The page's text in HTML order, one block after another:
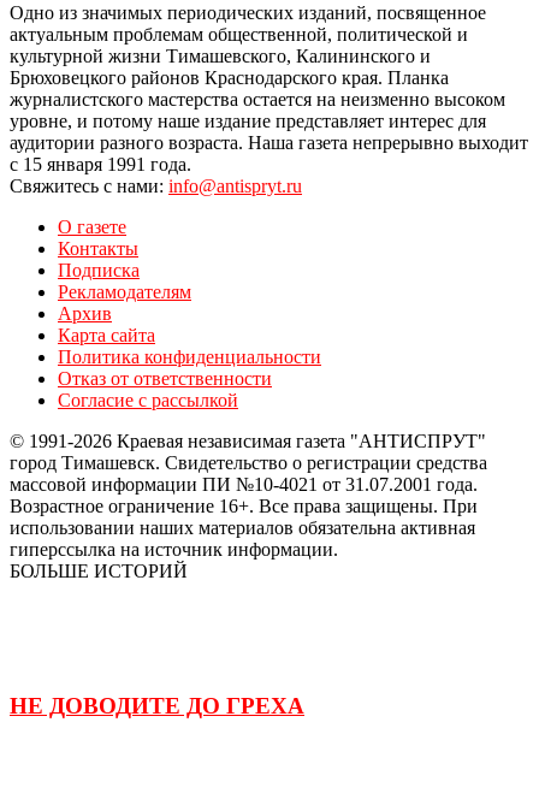
Одно из значимых периодических изданий, посвященное
актуальным проблемам общественной, политической и
культурной жизни Тимашевского, Калининского и
Брюховецкого районов Краснодарского края. Планка
журналистского мастерства остается на неизменно высоком
уровне, и потому наше издание представляет интерес для
аудитории разного возраста. Наша газета непрерывно выходит
с 15 января 1991 года.
Свяжитесь с нами: info@antispryt.ru
О газете
Контакты
Подписка
Рекламодателям
Архив
Карта сайта
Политика конфиденциальности
Отказ от ответственности
Согласие с рассылкой
© 1991-2026 Краевая независимая газета "АНТИСПРУТ"
город Тимашевск. Свидетельство о регистрации средства
массовой информации ПИ №10-4021 от 31.07.2001 года.
Возрастное ограничение 16+. Все права защищены. При
использовании наших материалов обязательна активная
гиперссылка на источник информации.
БОЛЬШЕ ИСТОРИЙ
НЕ ДОВОДИТЕ ДО ГРЕХА